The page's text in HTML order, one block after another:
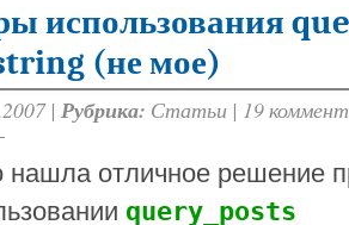
использования
(не мое)
| Рубрика: Статьи | 19
нашла отличное решение
query_posts